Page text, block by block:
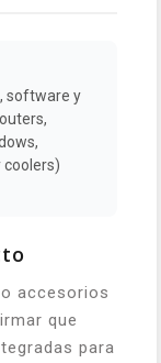
software y
coolers)
accesorios
que
para